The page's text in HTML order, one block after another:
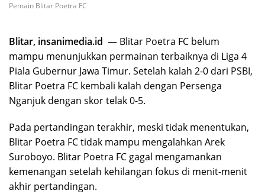
Pemain Blitar Poetra FC
Blitar, insanimedia.id — Blitar Poetra FC belum
mampu menunjukkan permainan terbaiknya di Liga 4
Piala Gubernur Jawa Timur. Setelah kalah 2-0 dari PSBI,
Blitar Poetra FC kembali kalah dengan Persenga
Nganjuk dengan skor telak 0-5.
Pada pertandingan terakhir, meski tidak menentukan,
Blitar Poetra FC tidak mampu mengalahkan Arek
Suroboyo. Blitar Poetra FC gagal mengamankan
kemenangan setelah kehilangan fokus di menit-menit
akhir pertandingan.